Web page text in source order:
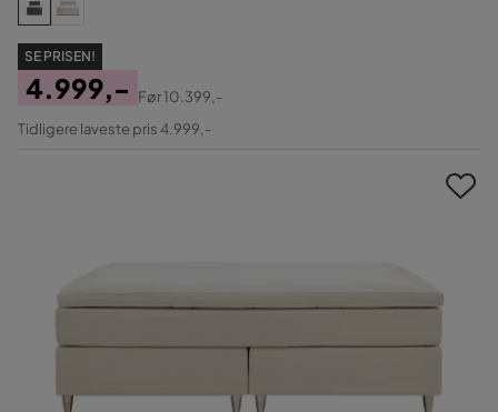
SE PRISEN!
Pris
4.999,-
Original
Før10.399,-
Tidligere laveste pris 4.999,-